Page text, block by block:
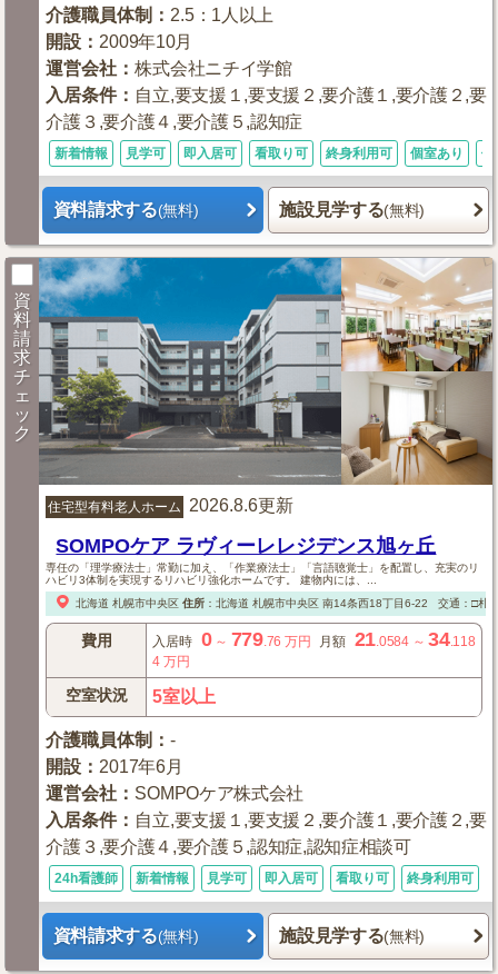
介護職員体制 ： 2.5：1人以上
開設 ： 2009年10月
運営会社 ：株式会社ニチイ学館
入居条件： 自立,要支援１,要支援２,要介護１,要介護２,要
介護３,要介護４,要介護５,認知症
新着情報 見学可 即入居可 看取り可 終身利用可 個室あり 体
資料請求する(無料) 施設見学する(無料)
資
料
請
求
チ
ェ
ッ
ク
住宅型有料老人ホーム 2026.8.6更新
SOMPOケア ラヴィーレレジデンス旭ヶ丘
専任の「理学療法士」常勤に加え、「作業療法士」「言語聴覚士」を配置し、充実のリ
ハビリ3体制を実現するリハビリ強化ホームです。 建物内には、...
北海道 札幌市中央区 住所： 北海道 札幌市中央区南14条西18丁目6-22 交通：□札
費用 入居時 0～ 779.76 万円 月額 21.0584～34.118
4 万円
空室状況 5室以上
介護職員体制 ：-
開設 ： 2017年6月
運営会社 ： SOMPOケア株式会社
入居条件： 自立,要支援１,要支援２,要介護１,要介護２,要
介護３,要介護４,要介護５,認知症,認知症相談可
24h看護師 新着情報 見学可 即入居可 看取り可 終身利用可
資料請求する(無料) 施設見学する(無料)